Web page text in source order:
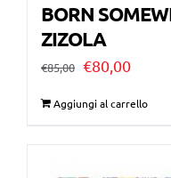
BORN
ZIZOLA
€85,00 Il
€80,00Il
Aggiungi al carrello